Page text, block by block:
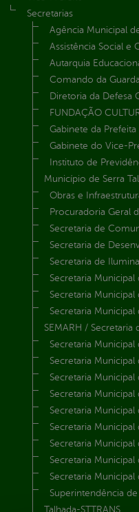
Secretarias
Agência Municipal
Assistência Social e
Autarquia
Comando da
Diretoria da Defesa
FUNDAÇÃO
Gabinete da Prefeita
Gabinete do Vice-
Instituto de
Município de Serra
Obras e
Procuradoria Geral
Secretaria de
Secretaria de
Secretaria de
Secretaria Municipal
Secretaria
Secretaria
SEMARH / Secretaria
Secretaria Municipal
Secretaria Municipal
Secretaria Municipal
Secretaria
Secretaria
Secretaria Municipal
Secretaria Municipal
Secretaria Municipal
Secretaria Municipal
Superintendência
Talhada-STTRANS